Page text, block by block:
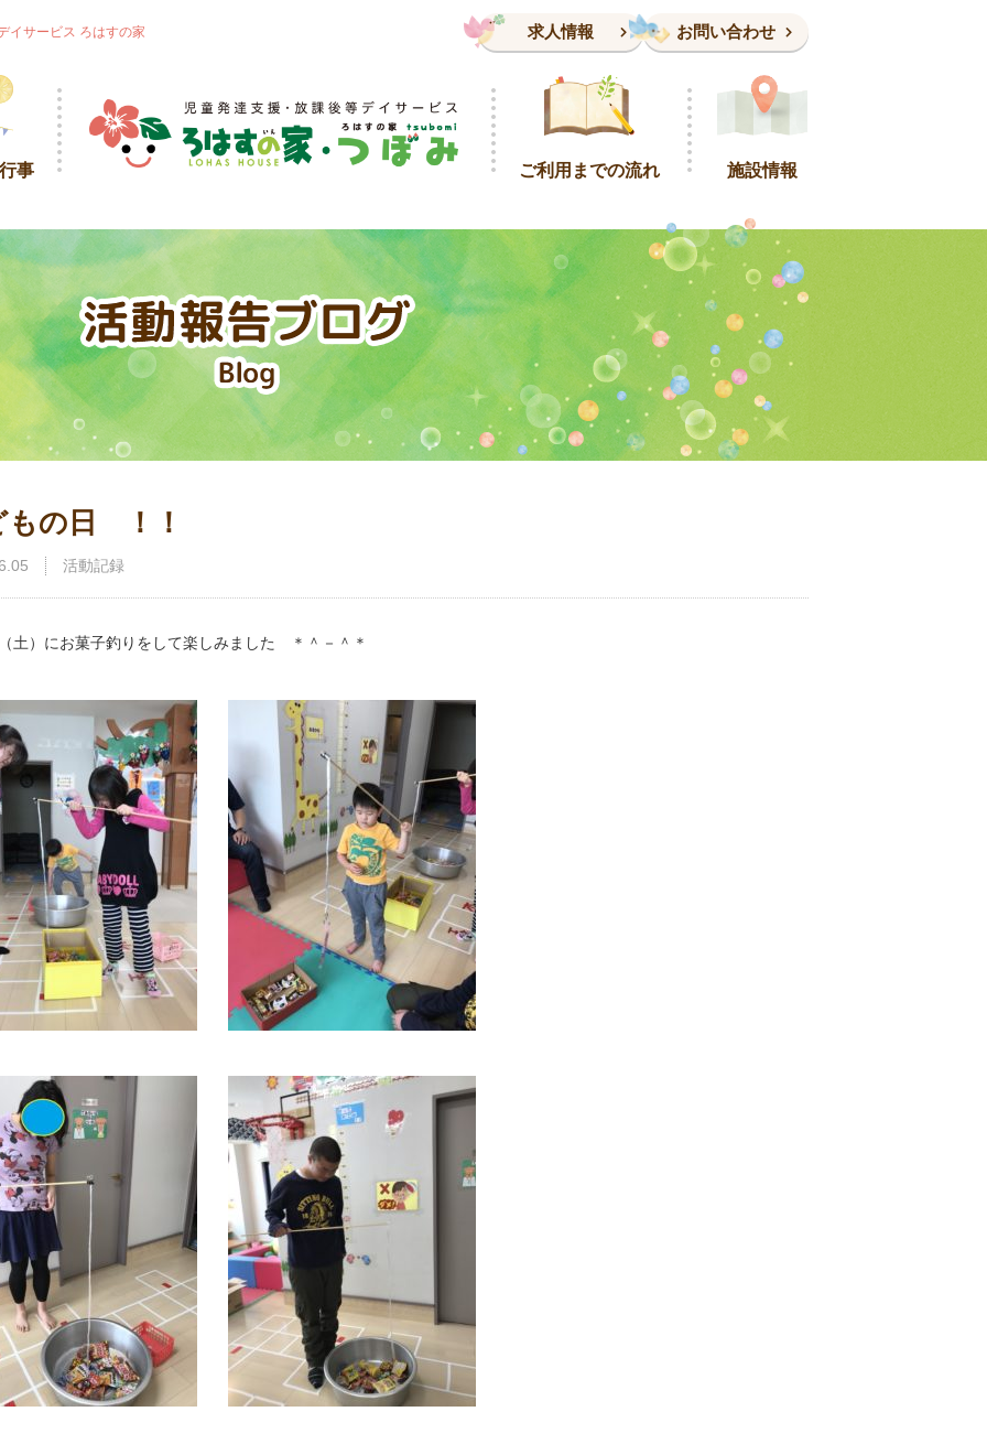
イサービス ろはすの家 求人情報 お問い合わせ
事 ご利用までの流れ 施設情報
もの日 ！！
活動記録
土）にお菓子釣りをして楽しみました ＊＾－＾＊